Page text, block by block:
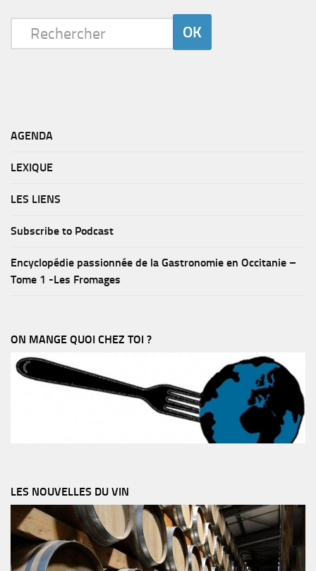
AGENDA
LEXIQUE
LES LIENS
Subscribe to Podcast
Encyclopédie passionnée de la Gastronomie en Occitanie –
Tome 1 -Les Fromages
ON MANGE QUOI CHEZ TOI ?
LES NOUVELLES DU VIN